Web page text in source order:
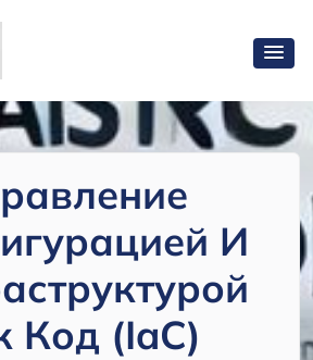
И
Код (IaC)